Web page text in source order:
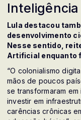
Lula destacou
desenvolvimento
Nesse sentido,
Artificial enquanto
“O colonialismo
mãos de poucos
se transformaram
investir em
carências crônicas